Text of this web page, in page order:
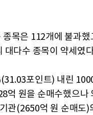
종목은 112개에 불과
대다수 종목이 약세였
포인트) 내린
억 원을 순매수했으나
관(2650억 원 순매도)